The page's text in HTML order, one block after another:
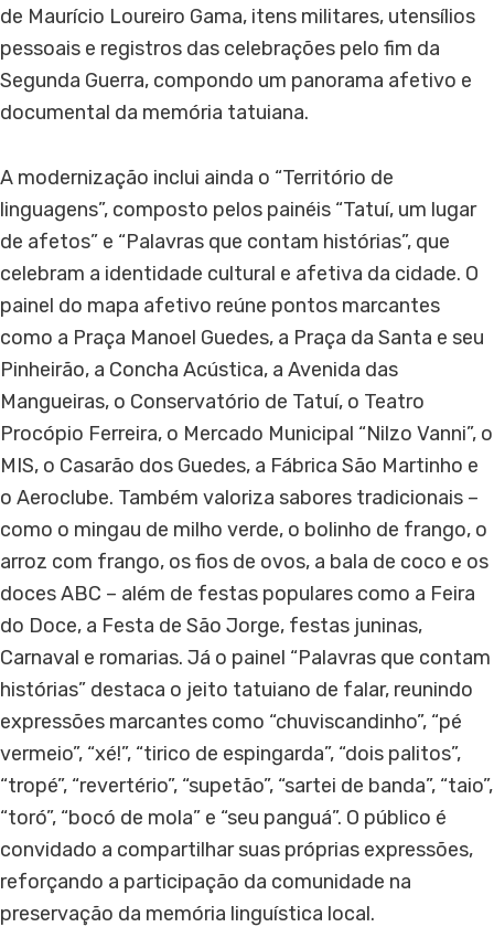
de Maurício Loureiro Gama, itens militares, utensílios
pessoais e registros das celebrações pelo fim da
Segunda Guerra, compondo um panorama afetivo e
documental da memória tatuiana.
A modernização inclui ainda o “Território de
linguagens”, composto pelos painéis “Tatuí, um lugar
de afetos” e “Palavras que contam histórias”, que
celebram a identidade cultural e afetiva da cidade. O
painel do mapa afetivo reúne pontos marcantes
como a Praça Manoel Guedes, a Praça da Santa e seu
Pinheirão, a Concha Acústica, a Avenida das
Mangueiras, o Conservatório de Tatuí, o Teatro
Procópio Ferreira, o Mercado Municipal “Nilzo Vanni”, o
MIS, o Casarão dos Guedes, a Fábrica São Martinho e
o Aeroclube. Também valoriza sabores tradicionais –
como o mingau de milho verde, o bolinho de frango, o
arroz com frango, os fios de ovos, a bala de coco e os
doces ABC – além de festas populares como a Feira
do Doce, a Festa de São Jorge, festas juninas,
Carnaval e romarias. Já o painel “Palavras que contam
histórias” destaca o jeito tatuiano de falar, reunindo
expressões marcantes como “chuviscandinho”, “pé
vermeio”, “xé!”, “tirico de espingarda”, “dois palitos”,
“tropé”, “revertério”, “supetão”, “sartei de banda”, “taio”,
“toró”, “bocó de mola” e “seu panguá”. O público é
convidado a compartilhar suas próprias expressões,
reforçando a participação da comunidade na
preservação da memória linguística local.